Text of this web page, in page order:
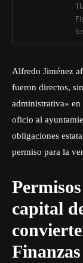
Alfredo Jiménez
fueron directos,
administrativa» en
oficio al
obligaciones
permiso para la
capital